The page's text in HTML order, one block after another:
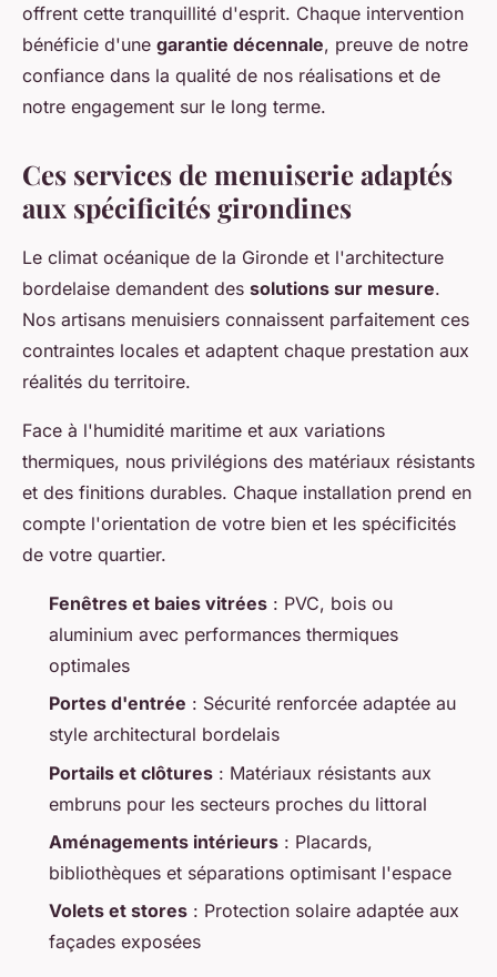
offrent cette tranquillité d'esprit. Chaque intervention
bénéficie d'une garantie décennale, preuve de notre
confiance dans la qualité de nos réalisations et de
notre engagement sur le long terme.
Ces services de menuiserie adaptés
aux spécificités girondines
Le climat océanique de la Gironde et l'architecture
bordelaise demandent des solutions sur mesure.
Nos artisans menuisiers connaissent parfaitement ces
contraintes locales et adaptent chaque prestation aux
réalités du territoire.
Face à l'humidité maritime et aux variations
thermiques, nous privilégions des matériaux résistants
et des finitions durables. Chaque installation prend en
compte l'orientation de votre bien et les spécificités
de votre quartier.
Fenêtres et baies vitrées : PVC, bois ou
aluminium avec performances thermiques
optimales
Portes d'entrée : Sécurité renforcée adaptée au
style architectural bordelais
Portails et clôtures : Matériaux résistants aux
embruns pour les secteurs proches du littoral
Aménagements intérieurs : Placards,
bibliothèques et séparations optimisant l'espace
Volets et stores : Protection solaire adaptée aux
façades exposées